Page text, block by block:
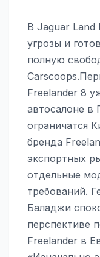
В Jaguar Land
угрозы и
полную
Freelander 8
автосалоне в
ограничатся
бренда
экспортных
отдельные
требований.
Баладжи
перспективе
Freelander в